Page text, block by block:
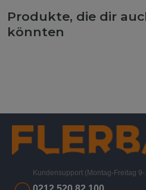
Produkte, die dir
könnten
Kundensupport (Montag-Freitag